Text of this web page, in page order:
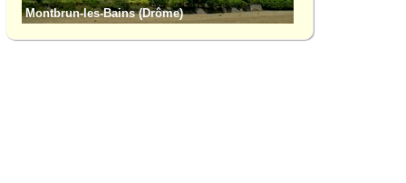
Montbrun-les-Bains (Drôme)